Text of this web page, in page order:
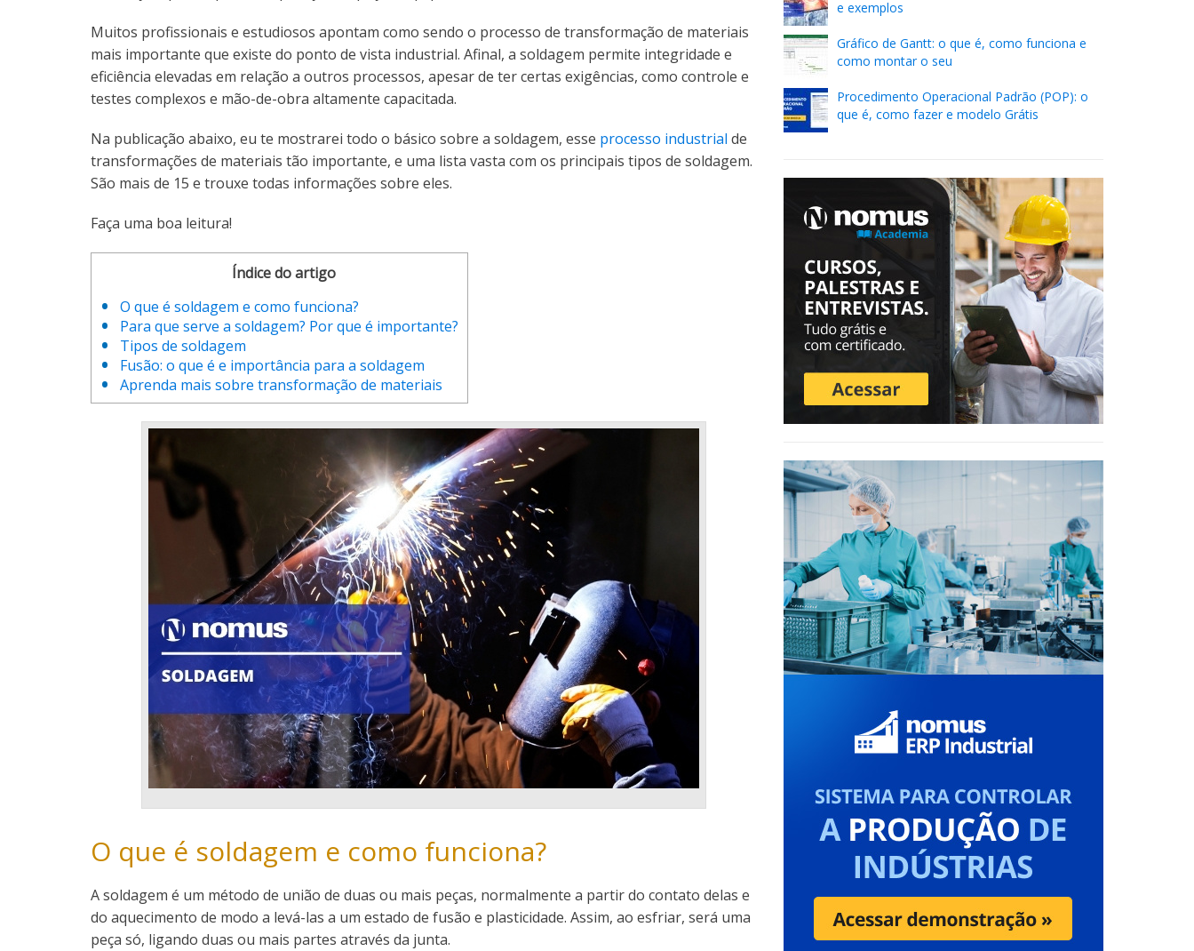
Muitos profissionais e estudiosos apontam como sendo o processo de transformação de materiais
mais importante que existe do ponto de vista industrial. Afinal, a soldagem permite integridade e
eficiência elevadas em relação a outros processos, apesar de ter certas exigências, como controle e
testes complexos e mão-de-obra altamente capacitada.
Na publicação abaixo, eu te mostrarei todo o básico sobre a soldagem, esse processo industrial de
transformações de materiais tão importante, e uma lista vasta com os principais tipos de soldagem.
São mais de 15 e trouxe todas informações sobre eles.
Faça uma boa leitura!
Índice do artigo
O que é soldagem e como funciona?
Para que serve a soldagem? Por que é importante?
Tipos de soldagem
Fusão: o que é e importância para a soldagem
Aprenda mais sobre transformação de materiais
O que é soldagem e como funciona?
A soldagem é um método de união de duas ou mais peças, normalmente a partir do contato delas e
do aquecimento de modo a levá-las a um estado de fusão e plasticidade. Assim, ao esfriar, será uma
peça só, ligando duas ou mais partes através da junta.
e exemplos
Gráfico de Gantt: o que é, como funciona e
como montar o seu
Procedimento Operacional Padrão (POP): o
que é, como fazer e modelo Grátis